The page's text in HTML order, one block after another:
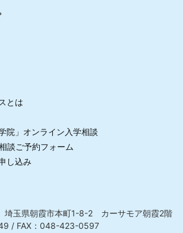
とは
院」オンライン入学相談
談ご予約フォーム
し込み
玉県朝霞市本町1-8-2 カーサモア朝霞2階
/ FAX：048-423-0597